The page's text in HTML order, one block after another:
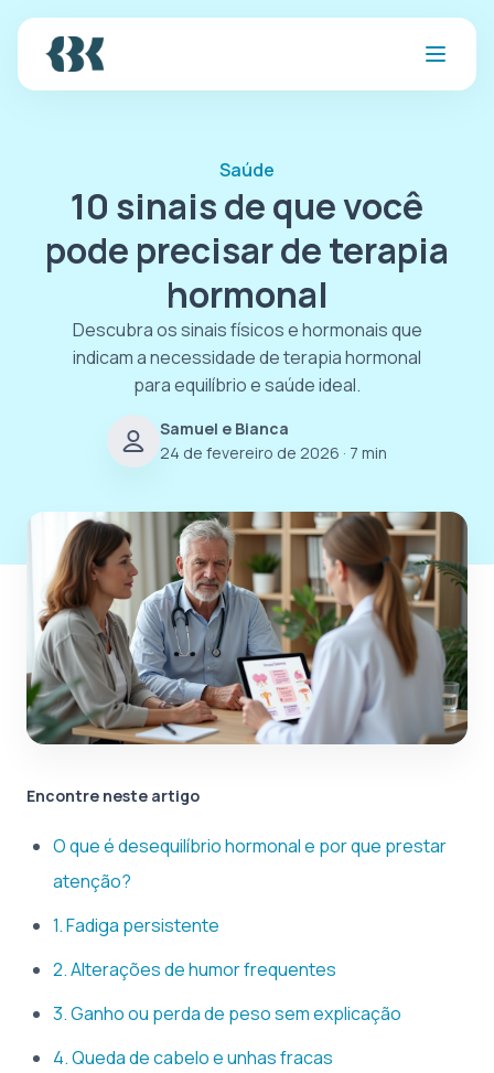
Saúde
10 sinais de que você
pode precisar de terapia
hormonal
Descubra os sinais físicos e hormonais que
indicam a necessidade de terapia hormonal
para equilíbrio e saúde ideal.
Samuel e Bianca
24 de fevereiro de 2026 · 7 min
Encontre neste artigo
O que é desequilíbrio hormonal e por que prestar
atenção?
1. Fadiga persistente
2. Alterações de humor frequentes
3. Ganho ou perda de peso sem explicação
4. Queda de cabelo e unhas fracas